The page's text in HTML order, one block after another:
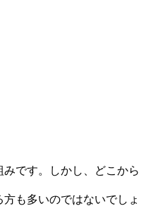
です。しかし、どこから
も多いのではないでしょ